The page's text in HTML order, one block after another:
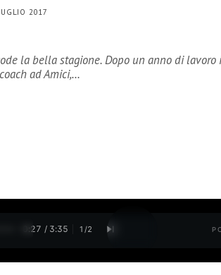
2017
la bella stagione. Dopo un anno di lavoro
ad Amici,…
0:28 / 3:35 1 /2